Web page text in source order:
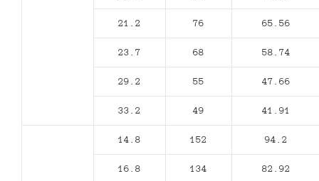
21.2 76 65.56
23.7 68 58.74
29.2 55 47.66
33.2 49 41.91
14.8 152 94.2
16.8 134 82.92